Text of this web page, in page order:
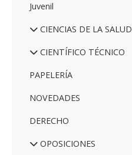
Juvenil
CIENCIAS DE LA SALUD
CIENTÍFICO TÉCNICO
PAPELERÍA
NOVEDADES
DERECHO
OPOSICIONES